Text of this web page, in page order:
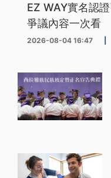
EZ WAY實名認
爭議內容一次看
2026-08-04 16:47